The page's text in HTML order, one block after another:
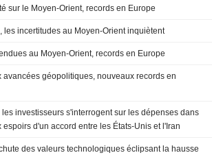
sur le Moyen-Orient, records en Europe
les incertitudes au Moyen-Orient inquiètent
au Moyen-Orient, records en Europe
avancées géopolitiques, nouveaux records en
investisseurs s'interrogent sur les dépenses dans
d'un accord entre les États-Unis et l'Iran
des valeurs technologiques éclipsant la hausse